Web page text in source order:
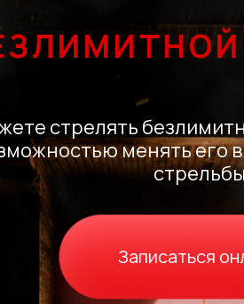
стрелять
менять его
Записаться